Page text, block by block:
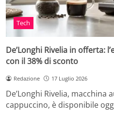
Tech
De’Longhi Rivelia in offerta:
con il 38% di sconto
Redazione 17 Luglio 2026
De’Longhi Rivelia,
cappuccino, è disponibile